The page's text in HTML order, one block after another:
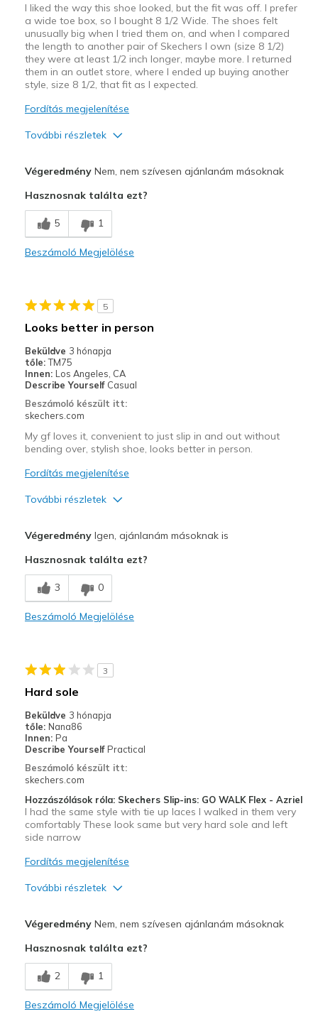
I liked the way this shoe looked, but the fit was off. I prefer
a wide toe box, so I bought 8 1/2 Wide. The shoes felt
unusually big when I tried them on, and when I compared
the length to another pair of Skechers I own (size 8 1/2)
they were at least 1/2 inch longer, maybe more. I returned
them in an outlet store, where I ended up buying another
style, size 8 1/2, that fit as I expected.
Fordítás megjelenítése
További részletek
Sizing
Feels half size too big
View On Shoes
Shoes are for Wearing
VégeredményNem, nem szívesen ajánlanám másoknak
Hasznosnak találta ezt?
5 1
Beszámoló Megjelölése
5
Looks better in person
Beküldve 3 hónapja
tőle: TM75
Innen: Los Angeles, CA
Describe Yourself Casual
Beszámoló készült itt:
skechers.com
My gf loves it, convenient to just slip in and out without
bending over, stylish shoe, looks better in person.
Fordítás megjelenítése
További részletek
Comfortable
Stylish
Going Out
Width
Sizing
Feels true to size
View On Shoes
Shoes are for Wearing
VégeredményIgen, ajánlanám másoknak is
Hasznosnak találta ezt?
3 0
Beszámoló Megjelölése
3
Hard sole
Beküldve 3 hónapja
tőle: Nana86
Innen: Pa
Describe Yourself Practical
Beszámoló készült itt:
skechers.com
Hozzászólások róla: Skechers Slip-ins: GO WALK Flex - Azriel
I had the same style with tie up laces I walked in them very
comfortably These look same but very hard sole and left
side narrow
Fordítás megjelenítése
További részletek
Poor Cushioning
Poor Quality
VégeredményNem, nem szívesen ajánlanám másoknak
Hasznosnak találta ezt?
2 1
Beszámoló Megjelölése